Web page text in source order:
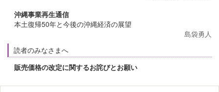
沖縄事業再生通信
本土復帰50年と今後の沖縄経済の展望
島袋勇人
読者のみなさまへ
販売価格の改定に関するお詫びとお願い